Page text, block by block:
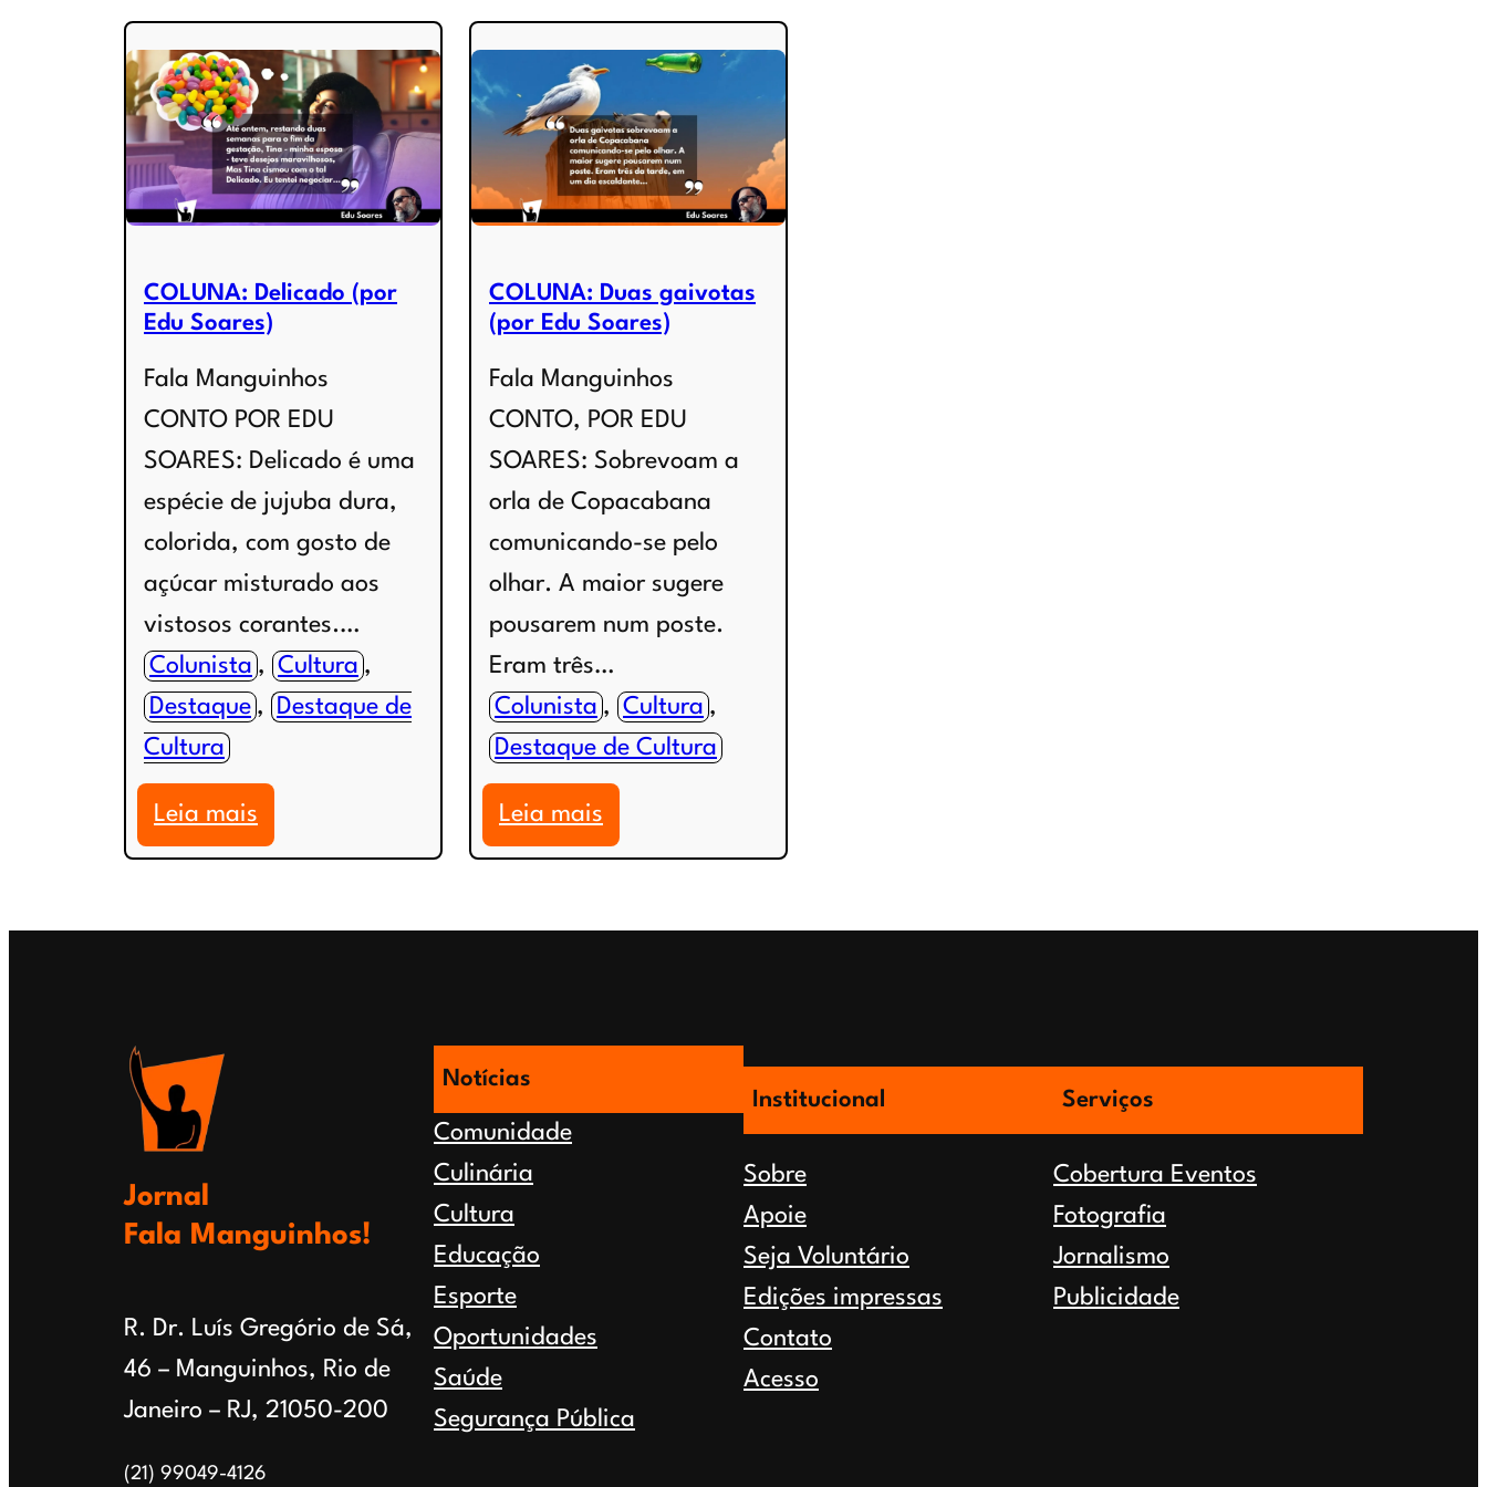
COLUNA: Delicado (por
Edu Soares)
Fala Manguinhos
CONTO POR EDU
SOARES: Delicado é uma
espécie de jujuba dura,
colorida, com gosto de
açúcar misturado aos
vistosos corantes.…
Colunista , Cultura
Destaque ,
Destaque de
Cultura
Leia mais
COLUNA:
(por
COLUNA: Duas gaivotas
(por Edu Soares)
Fala Manguinhos
CONTO, POR EDU
SOARES: Sobrevoam a
orla de Copacabana
comunicando-se pelo
olhar. A maior sugere
pousarem num poste.
Eram três…
Colunista , Cultura
Destaque de Cultura
Leia mais
COLUNA:
gaivotas
Jornal
Fala Manguinhos!
R. Dr. Luís Gregório de Sá,
46 – Manguinhos, Rio de
Janeiro – RJ, 21050-200
(21) 99049-4126
Notícias
Comunidade
Culinária
Cultura
Educação
Esporte
Oportunidades
Saúde
Segurança Pública
Institucional
Sobre
Apoie
Seja Voluntário
Edições impressas
Contato
Acesso
Serviços
Cobertura Eventos
Fotografia
Jornalismo
Publicidade